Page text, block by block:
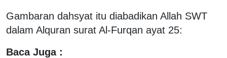
Gambaran dahsyat itu diabadikan Allah SWT
dalam Alquran surat Al-Furqan ayat 25:
Baca Juga :